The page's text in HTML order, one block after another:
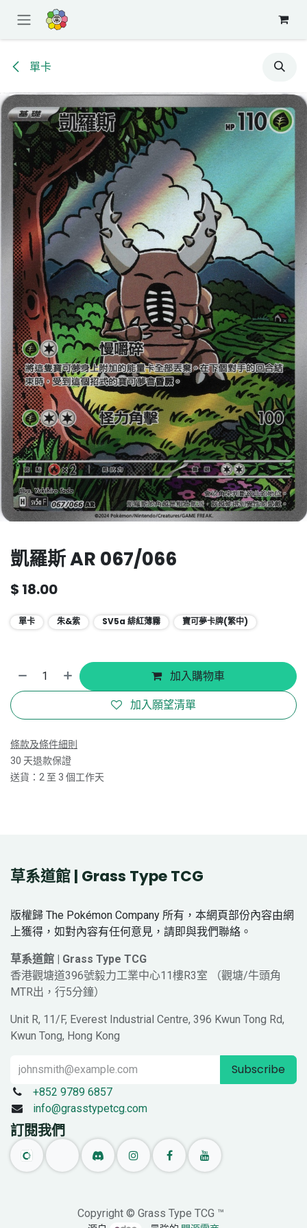
單卡
凱羅斯 AR 067/066
$ 18.00
單卡 朱&紫 SV5a 緋紅薄霧 寶可夢卡牌(繁中)
加入購物車
加入願望清單
條款及條件細則
30 天退款保證
送貨：2 至 3 個工作天
草系道館 | Grass Type TCG
版權歸 The Pokémon Company 所有，本網頁部份內容由網
上獲得，如對內容有任何意見，請即與我們聯絡。
草系道館 | Grass Type TCG
香港觀塘道396號毅力工業中心11樓R3室 （觀塘/牛頭角
MTR出，行5分鐘）
Unit R, 11/F, Everest Industrial Centre, 396 Kwun Tong Rd,
Kwun Tong, Hong Kong
Subscribe
+852 9789 6857
info@grasstypetcg.com
訂閱我們
Copyright © Grass Type TCG ™